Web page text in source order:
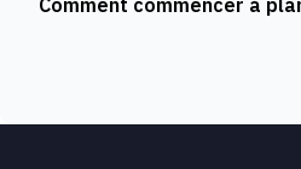
Comment commencer à